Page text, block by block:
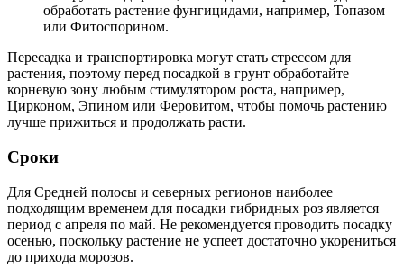
обработать растение фунгицидами, например, Топазом
или Фитоспорином.
Пересадка и транспортировка могут стать стрессом для
растения, поэтому перед посадкой в грунт обработайте
корневую зону любым стимулятором роста, например,
Цирконом, Эпином или Феровитом, чтобы помочь растению
лучше прижиться и продолжать расти.
Сроки
Для Средней полосы и северных регионов наиболее
подходящим временем для посадки гибридных роз является
период с апреля по май. Не рекомендуется проводить посадку
осенью, поскольку растение не успеет достаточно укорениться
до прихода морозов.